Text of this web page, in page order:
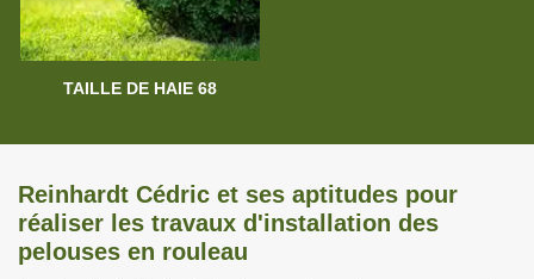
TAILLE DE HAIE 68
Reinhardt Cédric et ses aptitudes pour
réaliser les travaux d'installation des
pelouses en rouleau